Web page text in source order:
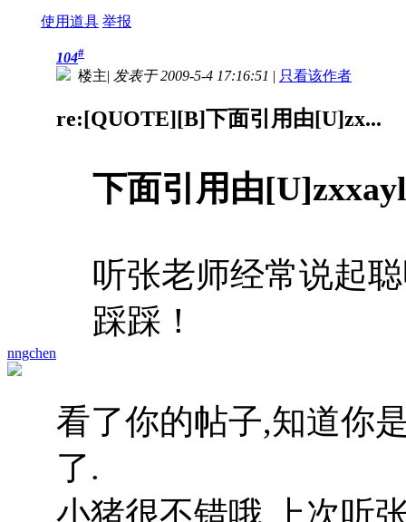
使用道具 举报
nngchen
104#
楼主| 发表于 2009-5-4 17:16:51 | 只看该作者
re:[QUOTE][B]下面引用由[U]zx...
下面引用由
听张老师经常说起
踩踩！
看了你的帖子,知道你
了.
小猪很不错哦,上次听